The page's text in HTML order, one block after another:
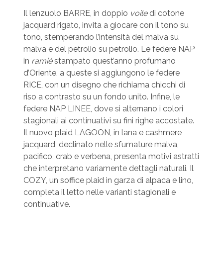
Il lenzuolo BARRE, in doppio voiledi cotone
jacquard rigato, invita a giocare con il tono su
tono, stemperando l’intensità del malva su
malva e del petrolio su petrolio. Le federe NAP
in ramiéstampato quest’anno profumano
d’Oriente, a queste si aggiungono le federe
RICE, con un disegno che richiama chicchi di
riso a contrasto su un fondo unito. Infine, le
federe NAP LINEE, dove si alternano i colori
stagionali ai continuativi su fini righe accostate.
Il nuovo plaid LAGOON, in lana e cashmere
jacquard, declinato nelle sfumature malva,
pacifico, crab e verbena, presenta motivi astratti
che interpretano variamente dettagli naturali. Il
COZY, un soffice plaid in garza di alpaca e lino,
completa il letto nelle varianti stagionali e
continuative.